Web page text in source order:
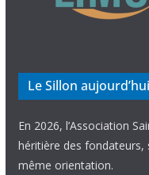
Le Sillon aujourd’hui
En 2026, l’Association
héritière des fondateurs,
même orientation.